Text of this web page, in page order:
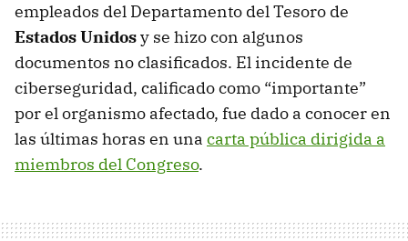
empleados del Departamento del Tesoro de
Estados Unidosy se hizo con algunos
documentos no clasificados. El incidente de
ciberseguridad, calificado como “importante”
por el organismo afectado, fue dado a conocer en
las últimas horas en una carta pública dirigida a
miembros del Congreso.